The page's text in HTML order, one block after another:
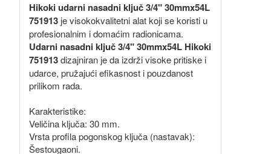
Hikoki udarni nasadni ključ 3/4" 30mmx54L
751913 je visokokvalitetni alat koji se koristi u
profesionalnim i domaćim radionicama.
Udarni nasadni ključ 3/4" 30mmx54L Hikoki
751913dizajniran je da izdrži visoke pritiske i
udarce, pružajući efikasnost i pouzdanost
prilikom rada.
Karakteristike:
Veličina ključa: 30 mm.
Vrsta profila pogonskog ključa (nastavak):
Šestougaoni.